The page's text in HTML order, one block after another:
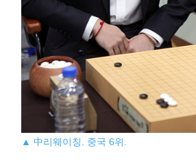
▲ 中리웨이칭. 중국 6위.